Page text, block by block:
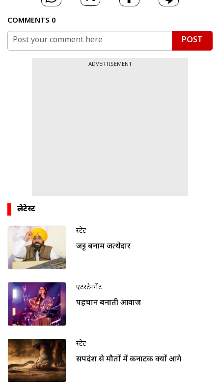
COMMENTS 0
POST
ADVERTISEMENT
लेटेस्ट
स्टेट
जट्ट बनाम जत्थेदार
एंटरटेनमेंट
पहचान बनाती आवाज
स्टेट
सर्पदंश से मौतों में कर्नाटक क्यों आगे